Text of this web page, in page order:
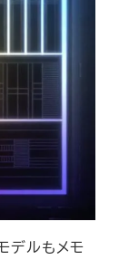
デルもメモ